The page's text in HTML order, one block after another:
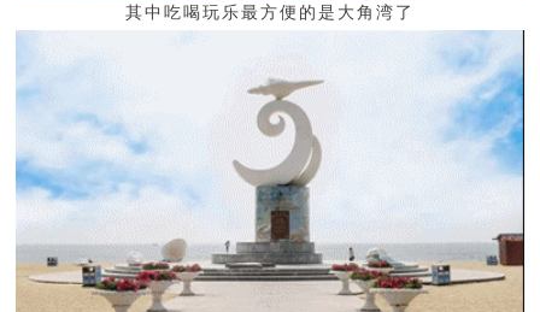
其中吃喝玩乐最方便的是大角湾了